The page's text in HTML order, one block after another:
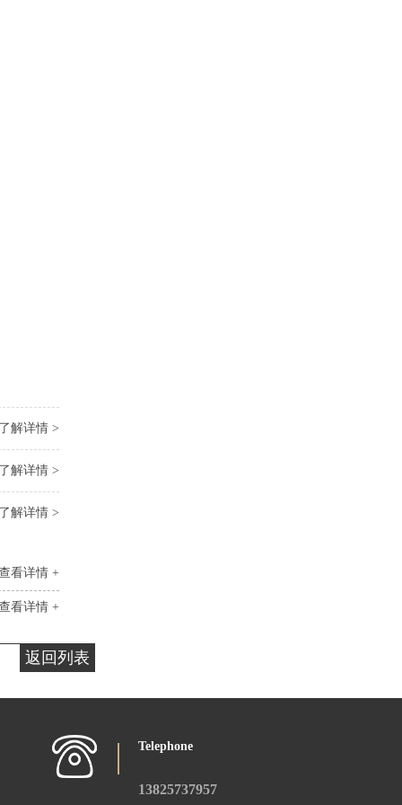
了解详情 >
了解详情 >
了解详情 >
看详情 +
看详情 +
返回列表
Telephone
13825737957